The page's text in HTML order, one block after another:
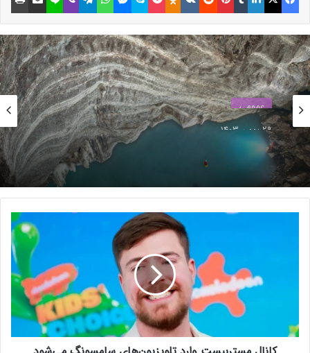
نوشته های مشابه
اغلب مردم فکر می‌کنند چت‌بات‌های
هوش مصنوعی خودآگاه هستند
مالک اینستاگرام دست رباتیکی
می‌سازد که «لمس را احساس
می‌کند»
11 آبان 1403
عمومی
29 بهمن 1403
بزرگ‌ترین دریاچه آب گرم زیرزمینی جهان در آلبانی
کشف شد
ت
ر